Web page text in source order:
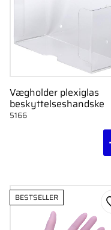
Vægholder plexiglas
beskyttelseshandske
5166
BESTSELLER